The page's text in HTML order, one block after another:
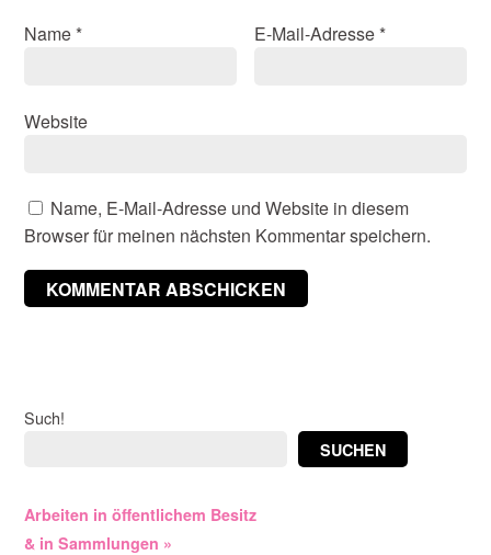
Name * E-Mail-Adresse *
Website
Name, E-Mail-Adresse und Website in diesem
Browser für meinen nächsten Kommentar speichern.
Such!
SUCHEN
Arbeiten in öffentlichem Besitz
& in Sammlungen »